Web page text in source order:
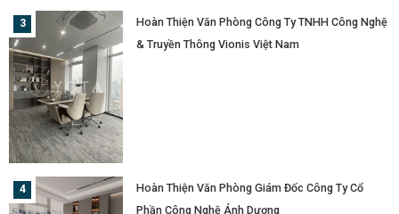
Hoàn Thiện Văn Phòng Công Ty TNHH Công Nghệ
& Truyền Thông Vionis Việt Nam
Hoàn Thiện Văn Phòng Giám Đốc Công Ty Cổ
Phần Công Nghệ Ánh Dương